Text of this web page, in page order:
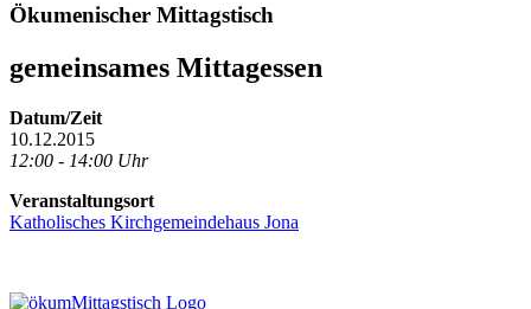
Ökumenischer Mittagstisch
gemeinsames Mittagessen
Datum/Zeit
10.12.2015
12:00 - 14:00 Uhr
Veranstaltungsort
Katholisches Kirchgemeindehaus Jona